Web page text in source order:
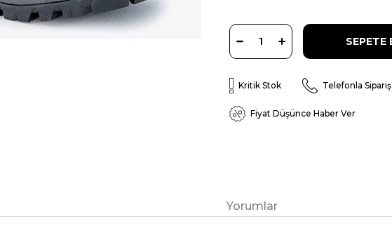
Kritik Stok Telefonla Sipariş
Fiyat Düşünce Haber Ver
Yorumlar